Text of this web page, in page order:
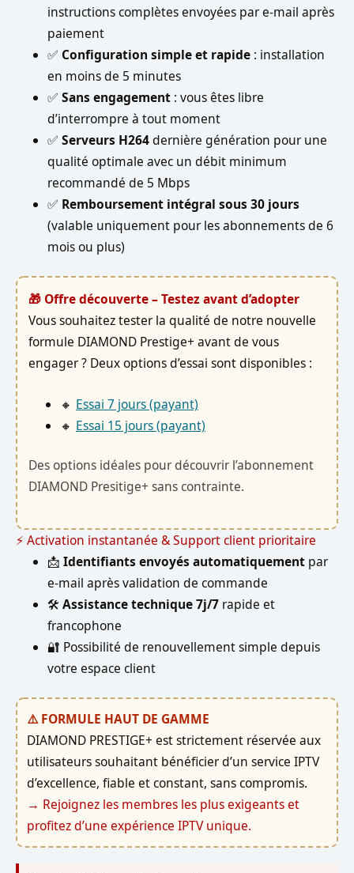
instructions complètes envoyées par e-mail après
paiement
✅ Configuration simple et rapide : installation
en moins de 5 minutes
✅ Sans engagement : vous êtes libre
d’interrompre à tout moment
✅ Serveurs H264dernière génération pour une
qualité optimale avec un débit minimum
recommandé de 5 Mbps
✅ Remboursement intégral sous 30 jours
(valable uniquement pour les abonnements de 6
mois ou plus)
🎁 Offre découverte – Testez avant d’adopter
Vous souhaitez tester la qualité de notre nouvelle
formule DIAMOND Prestige+ avant de vous
engager ? Deux options d’essai sont disponibles :
🔸 Essai 7 jours (payant)
🔸 Essai 15 jours (payant)
Des options idéales pour découvrir l’abonnement
DIAMOND Presitige+ sans contrainte.
⚡ Activation instantanée & Support client prioritaire
📩 Identifiants envoyés automatiquement par
e-mail après validation de commande
🛠️ Assistance technique 7j/7 rapide et
francophone
🔐 Possibilité de renouvellement simple depuis
votre espace client
⚠️ FORMULE HAUT DE GAMME
DIAMOND PRESTIGE+ est strictement réservée aux
utilisateurs souhaitant bénéficier d’un service IPTV
d’excellence, fiable et constant, sans compromis.
→ Rejoignez les membres les plus exigeants et
profitez d’une expérience IPTV unique.